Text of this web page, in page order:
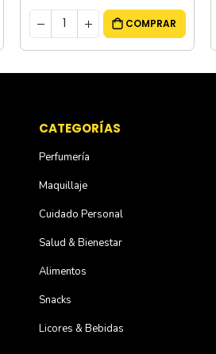
COMPRAR
CATEGORÍAS
Perfumería
Maquillaje
Cuidado Personal
Salud & Bienestar
Alimentos
Snacks
Licores & Bebidas